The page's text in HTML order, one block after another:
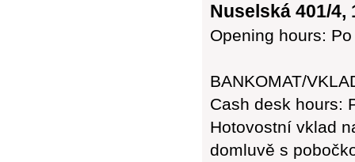
Nuselská 401/4,
Opening hours:
BANKOMAT/
Cash desk hours:
Hotovostní vklad
domluvě s